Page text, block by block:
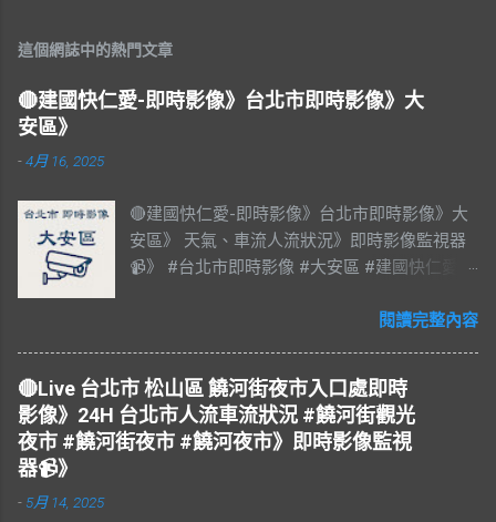
這個網誌中的熱門文章
🔴建國快仁愛-即時影像》台北市即時影像》大
安區》
-4月 16, 2025
🔴建國快仁愛-即時影像》台北市即時影像》大
安區》 天氣、車流人流狀況》即時影像監視器
📹》 #台北市即時影像 #大安區 #建國快仁愛 #
#LIVE #直播 #即時路況 #即時影像監視器 #台
源：台北市政府交通局 交通部公路局
閱讀完整內容
🔴Live 台北市 松山區 饒河街夜市入口處即時
影像》24H 台北市人流車流狀況 #饒河街觀光
夜市 #饒河街夜市 #饒河夜市》即時影像監視
器📹》
- 5月 14, 2025